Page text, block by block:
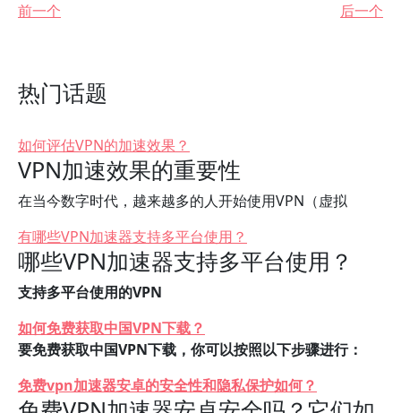
前一个
后一个
热门话题
如何评估VPN的加速效果？
VPN加速效果的重要性
在当今数字时代，越来越多的人开始使用VPN（虚拟
有哪些VPN加速器支持多平台使用？
哪些VPN加速器支持多平台使用？
支持多平台使用的VPN
如何免费获取中国VPN下载？
要免费获取中国VPN下载，你可以按照以下步骤进行：
免费vpn加速器安卓的安全性和隐私保护如何？